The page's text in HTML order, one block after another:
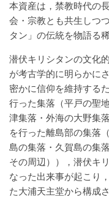
本資産は，禁教時代の
会・宗教とも共生しつ
タン」の伝統を物語る
潜伏キリシタンの文化
が考古学的に明らかに
密かに信仰を維持する
行った集落（平戸の聖
津集落・外海の大野集
を行った離島部の集落
島の集落・久賀島の集
その周辺）），潜伏キ
なった出来事が起こり
た大浦天主堂から構成